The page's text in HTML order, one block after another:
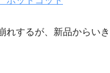
れするが、新品からいき